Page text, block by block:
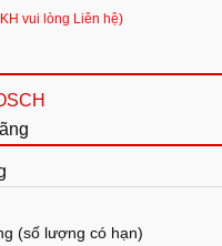
vui lòng Liên hệ)
(số lượng có hạn)